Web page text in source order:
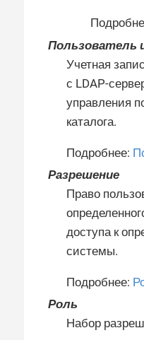
Пользователь
Учетная
с LDAP-
управления
каталога.
Подробнее:
Разрешение
Право
доступа к
системы.
Подробнее:
Роль
Набор